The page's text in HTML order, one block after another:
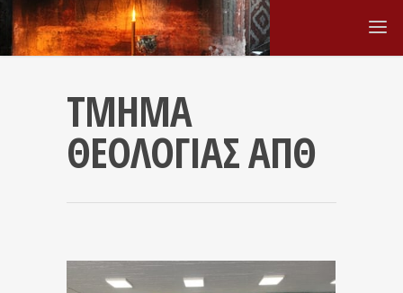
ΤΜΗΜΑ
ΘΕΟΛΟΓΙΑΣ ΑΠΘ